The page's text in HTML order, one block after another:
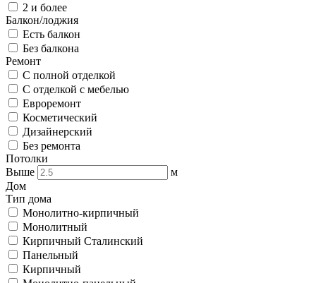
2 и более
Балкон/лоджия
Есть балкон
Без балкона
Ремонт
С полной отделкой
С отделкой с мебелью
Евроремонт
Косметический
Дизайнерский
Без ремонта
Потолки
Выше
м
Дом
Тип дома
Монолитно-кирпичный
Монолитный
Кирпичный Сталинский
Панельный
Кирпичный